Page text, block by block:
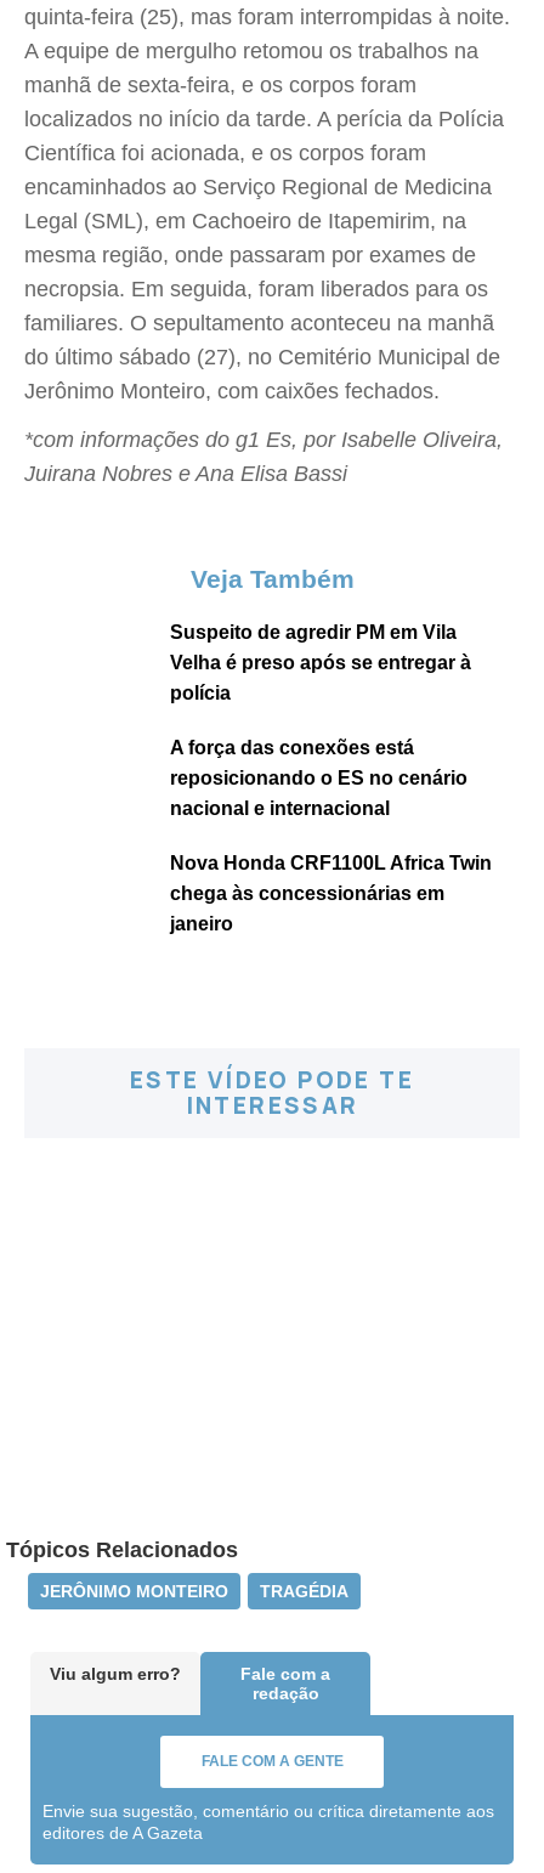
quinta-feira (25), mas foram interrompidas à noite.
A equipe de mergulho retomou os trabalhos na
manhã de sexta-feira, e os corpos foram
localizados no início da tarde. A perícia da Polícia
Científica foi acionada, e os corpos foram
encaminhados ao Serviço Regional de Medicina
Legal (SML), em Cachoeiro de Itapemirim, na
mesma região, onde passaram por exames de
necropsia. Em seguida, foram liberados para os
familiares. O sepultamento aconteceu na manhã
do último sábado (27), no Cemitério Municipal de
Jerônimo Monteiro, com caixões fechados.
*com informações do g1 Es, por Isabelle Oliveira,
Juirana Nobres e Ana Elisa Bassi
Veja Também
Suspeito de agredir PM em Vila
Velha é preso após se entregar à
polícia
A força das conexões está
reposicionando o ES no cenário
nacional e internacional
Nova Honda CRF1100L Africa Twin
chega às concessionárias em
janeiro
ESTE VÍDEO PODE TE
INTERESSAR
Tópicos Relacionados
JERÔNIMO MONTEIRO TRAGÉDIA
Viu algum erro?
Fale com a
redação
FALE COM A GENTE
Envie sua sugestão, comentário ou crítica diretamente aos
editores de A Gazeta